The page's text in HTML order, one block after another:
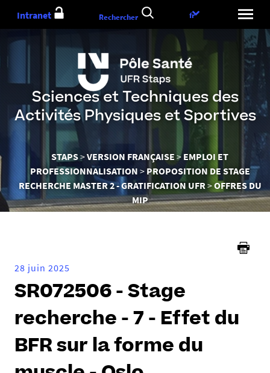
Aller
au
Sciences et Techniques des
Activités Physiques et Sportives
Vous
êtes
ici :
STAPS VERSION FRANÇAISE
EMPLOI ET
PROFESSIONNALISATION
PROPOSITION DE STAGE
RECHERCHE MASTER 2 - GRATIFICATION UFR
OFFRES DU
MIP
Intranet Rechercher
Choix
langue
fr
28 juin 2025
SR072506 - Stage
recherche - 7 - Effet du
BFR sur la forme du